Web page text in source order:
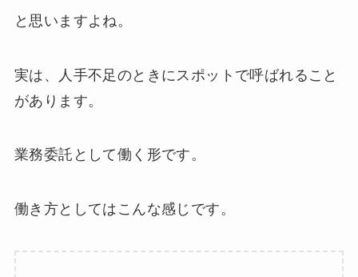
と思いますよね。
実は、人手不足のときにスポットで呼ばれること
があります。
業務委託として働く形です。
働き方としてはこんな感じです。